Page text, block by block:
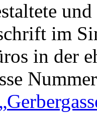
im
in der
„